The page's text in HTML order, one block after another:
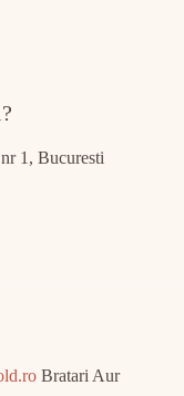
1, Bucuresti
Bratari Aur